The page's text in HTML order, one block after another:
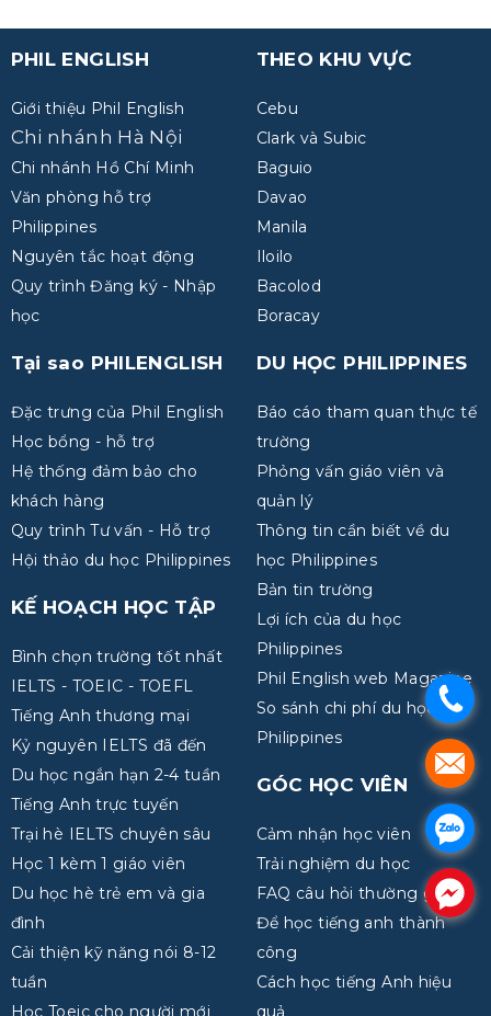
PHIL ENGLISH
Giới thiệu Phil English
Chi nhánh Hà Nội
Chi nhánh Hồ Chí Minh
Văn phòng hỗ trợ
Philippines
Nguyên tắc hoạt động
Quy trình Đăng ký - Nhập
học
Tại sao PHILENGLISH
Đặc trưng của Phil English
Học bổng - hỗ trợ
Hệ thống đảm bảo cho
khách hàng
Quy trình Tư vấn - Hỗ trợ
Hội thảo du học Philippines
KẾ HOẠCH HỌC TẬP
Bình chọn trường tốt nhất
IELTS - TOEIC - TOEFL
Tiếng Anh thương mại
Kỷ nguyên IELTS đã đến
Du học ngắn hạn 2-4 tuần
Tiếng Anh trực tuyến
Trại hè IELTS chuyên sâu
Học 1 kèm 1 giáo viên
Du học hè trẻ em và gia
đình
Cải thiện kỹ năng nói 8-12
tuần
Học Toeic cho người mới
THEO KHU VỰC
Cebu
Clark và Subic
Baguio
Davao
Manila
Iloilo
Bacolod
Boracay
DU HỌC PHILIPPINES
Báo cáo tham quan thực tế
trường
Phỏng vấn giáo viên và
quản lý
Thông tin cần biết về du
học Philippines
Bản tin trường
Lợi ích của du học
Philippines
Phil English web Magazine
So sánh chi phí du học
Philippines
GÓC HỌC VIÊN
Cảm nhận học viên
Trải nghiệm du học
FAQ câu hỏi thường gặp
Để học tiếng anh thành
công
Cách học tiếng Anh hiệu
quả
.
.
.
.